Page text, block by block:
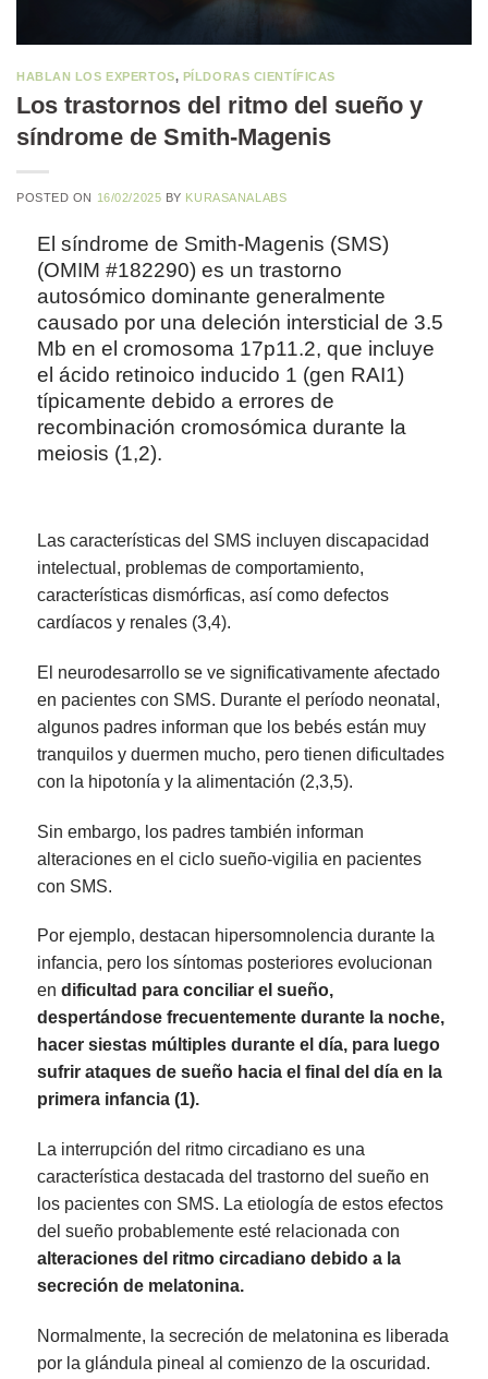
HABLAN LOS EXPERTOS, PÍLDORAS CIENTÍFICAS
Los trastornos del ritmo del sueño y
síndrome de Smith-Magenis
POSTED ON 16/02/2025 BY KURASANALABS
El síndrome de Smith-Magenis (SMS)
(OMIM #182290) es un trastorno
autosómico dominante generalmente
causado por una deleción intersticial de 3.5
Mb en el cromosoma 17p11.2, que incluye
el ácido retinoico inducido 1 (gen RAI1)
típicamente debido a errores de
recombinación cromosómica durante la
meiosis (1,2).
Las características del SMS incluyen discapacidad
intelectual, problemas de comportamiento,
características dismórficas, así como defectos
cardíacos y renales (3,4).
El neurodesarrollo se ve significativamente afectado
en pacientes con SMS. Durante el período neonatal,
algunos padres informan que los bebés están muy
tranquilos y duermen mucho, pero tienen dificultades
con la hipotonía y la alimentación (2,3,5).
Sin embargo, los padres también informan
alteraciones en el ciclo sueño-vigilia en pacientes
con SMS.
Por ejemplo, destacan hipersomnolencia durante la
infancia, pero los síntomas posteriores evolucionan
en dificultad para conciliar el sueño,
despertándose frecuentemente durante la noche,
hacer siestas múltiples durante el día, para luego
sufrir ataques de sueño hacia el final del día en la
primera infancia (1).
La interrupción del ritmo circadiano es una
característica destacada del trastorno del sueño en
los pacientes con SMS. La etiología de estos efectos
del sueño probablemente esté relacionada con
alteraciones del ritmo circadiano debido a la
secreción de melatonina.
Normalmente, la secreción de melatonina es liberada
por la glándula pineal al comienzo de la oscuridad.